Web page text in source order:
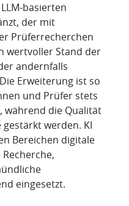
basierten
der mit
Prüferrecherchen
wertvoller Stand der
andernfalls
Erweiterung ist so
und Prüfer stets
während die Qualität
gestärkt werden. KI
Bereichen digitale
eingesetzt.